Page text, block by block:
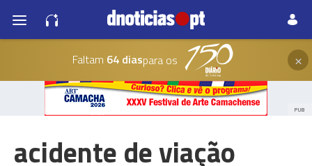
Faltam 64 diaspara os ×
PUB
acidente de viação